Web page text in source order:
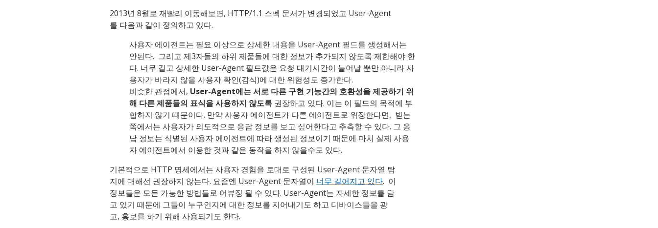
2013년 8월로 재빨리 이동해보면, HTTP/1.1 스펙 문서가 변경되었고 User-Agent
를 다음과 같이 정의하고 있다.
사용자 에이전트는 필요 이상으로 상세한 내용을 User-Agent 필드를 생성해서는
안된다. 그리고 제3자들의 하위 제품들에 대한 정보가 추가되지 않도록 제한해야 한
다. 너무 길고 상세한 User-Agent 필드값은 요청 대기시간이 늘어날 뿐만 아니라 사
용자가 바라지 않을 사용자 확인(감식)에 대한 위험성도 증가한다.
비슷한 관점에서, User-Agent에는 서로 다른 구현 기능간의 호환성을 제공하기 위
해 다른 제품들의 표식을 사용하지 않도록 권장하고 있다. 이는 이 필드의 목적에 부
합하지 않기 때문이다. 만약 사용자 에이전트가 다른 에이전트로 위장한다면, 받는
쪽에서는 사용자가 의도적으로 응답 정보를 보고 싶어한다고 추측할 수 있다. 그 응
답 정보는 식별된 사용자 에이전트에 따라 생성된 정보이기 때문에 마치 실제 사용
자 에이전트에서 이용한 것과 같은 동작을 하지 않을수도 있다.
기본적으로 HTTP 명세에서는 사용자 경험을 토대로 구성된 User-Agent 문자열 탐
지에 대해선 권장하지 않는다. 요즘엔 User-Agent 문자열이 너무 길어지고 있다. 이
정보들은 모든 가능한 방법들로 어뷰징 될 수 있다. User-Agent는 자세한 정보를 담
고 있기 때문에 그들이 누구인지에 대한 정보를 지어내기도 하고 디바이스들을 광
고, 홍보를 하기 위해 사용되기도 한다.